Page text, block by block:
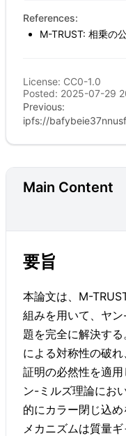
References:
M-TRUST: 相乗の
License: CC0-1.0
Posted: 2025-07-29
Previous:
ipfs://
Main Content
要旨
本論文は、M-
組みを用いて、ヤ
題を完全に解決す
による対称性の破
証明の必然性を適
ン-ミルズ理論にお
的にカラー閉じ込
メカニズムは質量